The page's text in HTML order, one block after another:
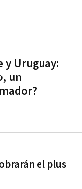
y Uruguay:
un
el plus